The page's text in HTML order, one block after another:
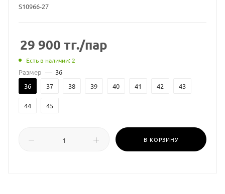
S10966-27
29 900 тг./пар
Есть в наличии: 2
Размер — 36
36
37 38 39 40 41 42 43
44 45
В КОРЗИНУ